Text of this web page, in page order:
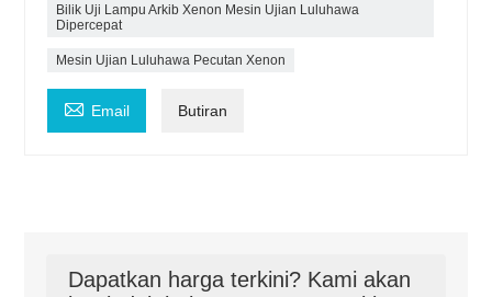
Bilik Uji Lampu Arkib Xenon Mesin Ujian Luluhawa
Dipercepat
Mesin Ujian Luluhawa Pecutan Xenon
 Email Butiran
Dapatkan harga terkini? Kami akan